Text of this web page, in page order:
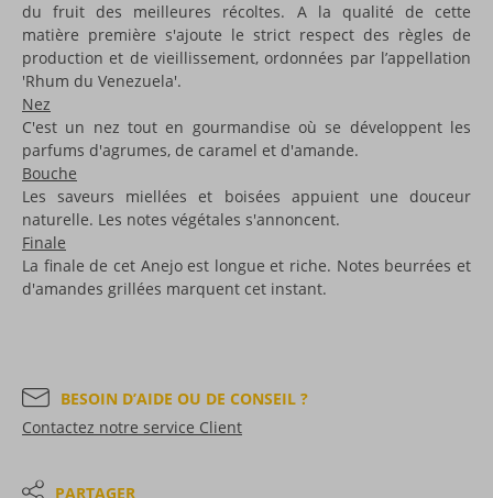
du fruit des meilleures récoltes. A la qualité de cette
matière première s'ajoute le strict respect des règles de
production et de vieillissement, ordonnées par l’appellation
'Rhum du Venezuela'.
Nez
C'est un nez tout en gourmandise où se développent les
parfums d'agrumes, de caramel et d'amande.
Bouche
Les saveurs miellées et boisées appuient une douceur
naturelle. Les notes végétales s'annoncent.
Finale
La finale de cet Anejo est longue et riche. Notes beurrées et
d'amandes grillées marquent cet instant.
BESOIN D’AIDE OU DE CONSEIL ?
Contactez notre service Client
PARTAGER